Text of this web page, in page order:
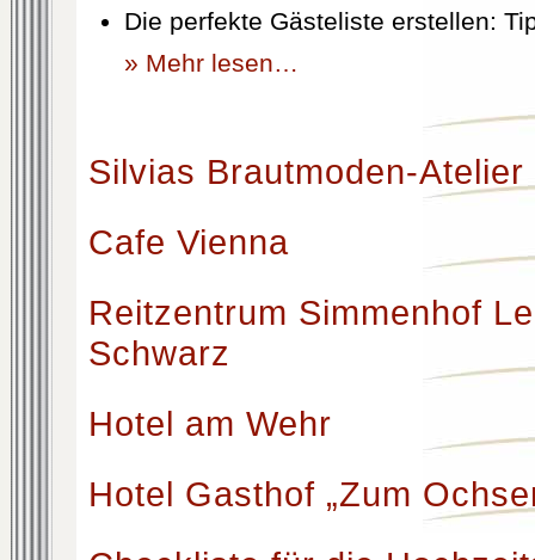
Die perfekte Gästeliste erstellen:
» Mehr lesen…
Silvias Brautmoden-Atelier
Cafe Vienna
Reitzentrum Simmenhof
Schwarz
Hotel am Wehr
Hotel Gasthof „Zum